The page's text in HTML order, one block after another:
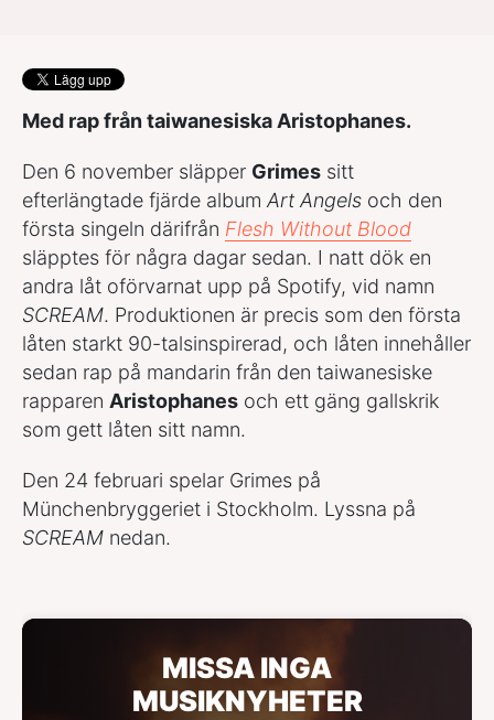
Med rap från taiwanesiska Aristophanes.
Den 6 november släpper Grimes sitt
efterlängtade fjärde album Art Angels och den
första singeln därifrån Flesh Without Blood
släpptes för några dagar sedan. I natt dök en
andra låt oförvarnat upp på Spotify, vid namn
SCREAM. Produktionen är precis som den första
låten starkt 90-talsinspirerad, och låten innehåller
sedan rap på mandarin från den taiwanesiske
rapparen Aristophanes och ett gäng gallskrik
som gett låten sitt namn.
Den 24 februari spelar Grimes på
Münchenbryggeriet i Stockholm. Lyssna på
SCREAM nedan.
MISSA INGA
MUSIKNYHETER